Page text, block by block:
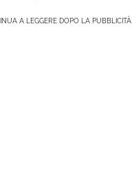
A LEGGERE DOPO LA PUBBLICITÀ